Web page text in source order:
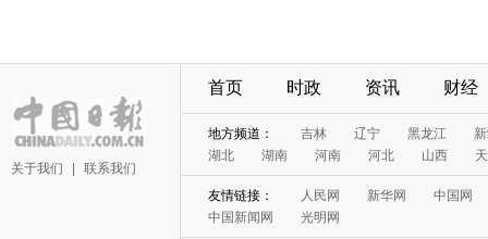
关于我们 联系我们
首页 时政 资讯 财经
地方频道： 吉林 辽宁 黑龙江
湖北
湖南 河南 河北 山西
友情链接： 人民网 新华网
中国网
中国新闻网
光明网